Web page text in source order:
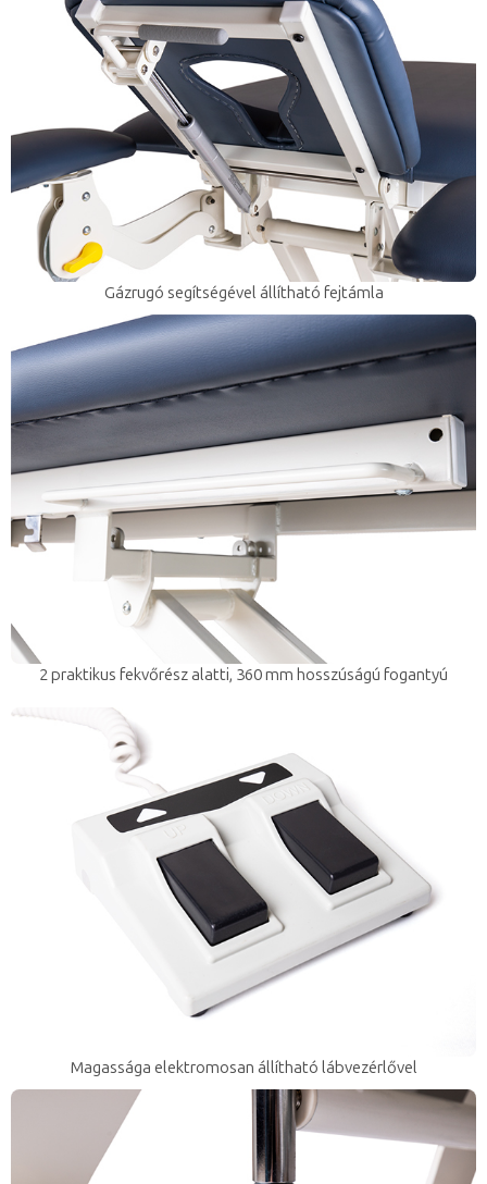
Gázrugó segítségével állítható fejtámla
2 praktikus fekvőrész alatti, 360 mm hosszúságú fogantyú
Magassága elektromosan állítható lábvezérlővel